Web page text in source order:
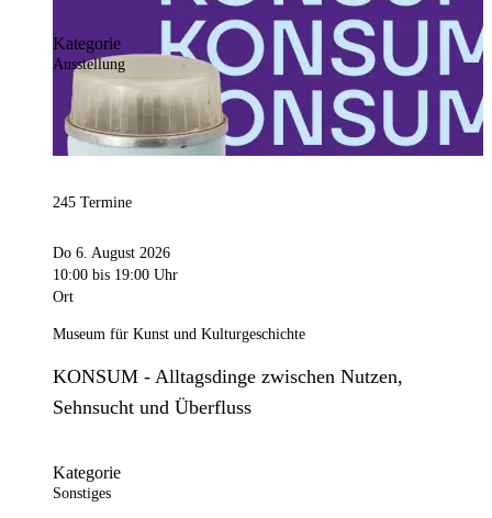
Kategorie
Ausstellung
245 Termine
Do 6. August 2026
10:00 bis 19:00 Uhr
Ort
Museum für Kunst und Kulturgeschichte
KONSUM - Alltagsdinge zwischen Nutzen,
Sehnsucht und Überfluss
Kategorie
Sonstiges